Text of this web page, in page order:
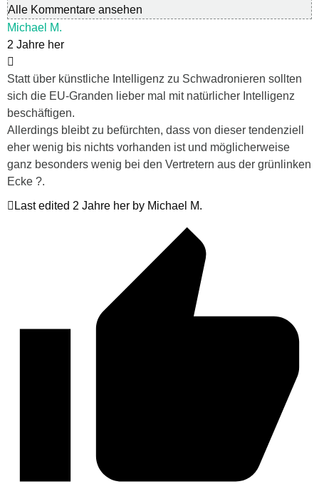
Alle Kommentare ansehen
Michael M.
2 Jahre her
Statt über künstliche Intelligenz zu Schwadronieren sollten
sich die EU-Granden lieber mal mit natürlicher Intelligenz
beschäftigen.
Allerdings bleibt zu befürchten, dass von dieser tendenziell
eher wenig bis nichts vorhanden ist und möglicherweise
ganz besonders wenig bei den Vertretern aus der grünlinken
Ecke ?.
Last edited 2 Jahre her by Michael M.